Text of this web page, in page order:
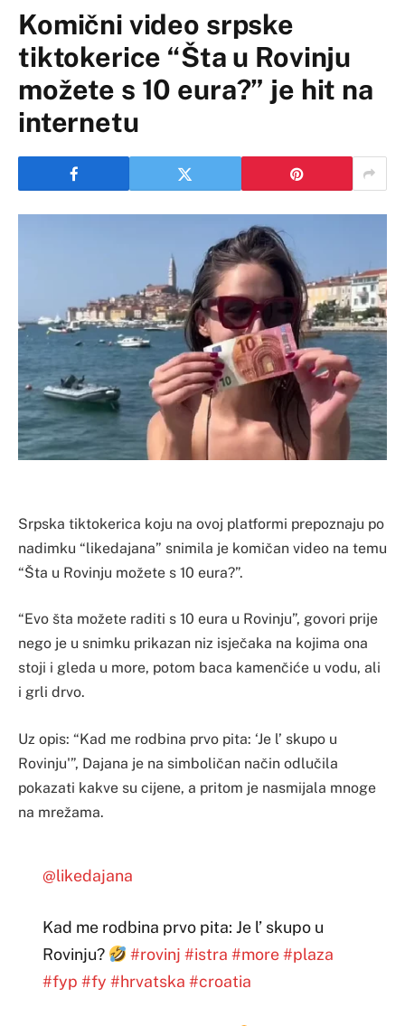
Komični video srpske
tiktokerice “Šta u Rovinju
možete s 10 eura?” je hit na
internetu
Srpska tiktokerica koju na ovoj platformi prepoznaju po
nadimku “likedajana” snimila je komičan video na temu
“Šta u Rovinju možete s 10 eura?”.
“Evo šta možete raditi s 10 eura u Rovinju”, govori prije
nego je u snimku prikazan niz isječaka na kojima ona
stoji i gleda u more, potom baca kamenčiće u vodu, ali
i grli drvo.
Uz opis: “Kad me rodbina prvo pita: ‘Je l’ skupo u
Rovinju'”, Dajana je na simboličan način odlučila
pokazati kakve su cijene, a pritom je nasmijala mnoge
na mrežama.
@likedajana
Kad me rodbina prvo pita: Je l’ skupo u
Rovinju?
#rovinj #istra #more#plaza
#fyp #fy #hrvatska #croatia